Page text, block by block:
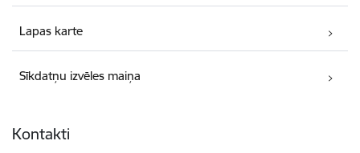
Lapas karte
Sīkdatņu izvēles maiņa
Kontakti